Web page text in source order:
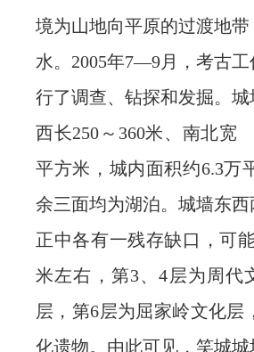
境为山地向平原的过渡地
水。2005年7—9月，考古
行了调查、钻探和发掘。
西长250～360米、南北宽
平方米，城内面积约6.3万
余三面均为湖泊。城墙东
正中各有一残存缺口，可
米左右，第3、4层为周
层，第6层为屈家岭文化
化遗物。由此可见，笑城